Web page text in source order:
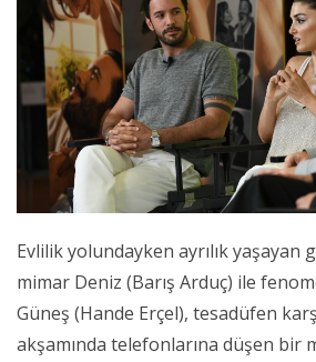
Evlilik yolundayken ayrılık yaşayan
mimar Deniz (Barış Arduç) ile
Güneş (Hande Erçel), tesadüfen
akşamında telefonlarına düşen bir